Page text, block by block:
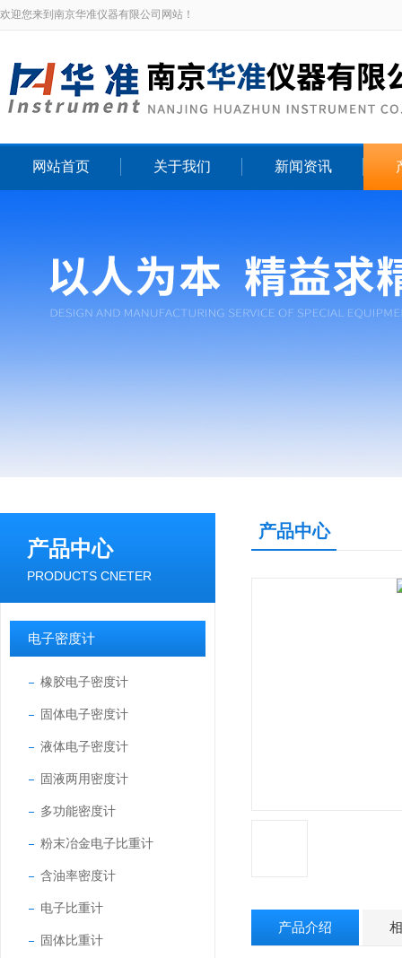
欢迎您来到南京华准仪器有限公司网站！
网站首页 关于我们 新闻资讯
产品中心
PRODUCTS CNETER
电子密度计
橡胶电子密度计
固体电子密度计
液体电子密度计
固液两用密度计
多功能密度计
粉末冶金电子比重计
含油率密度计
电子比重计
固体比重计
产品中心
产品介绍